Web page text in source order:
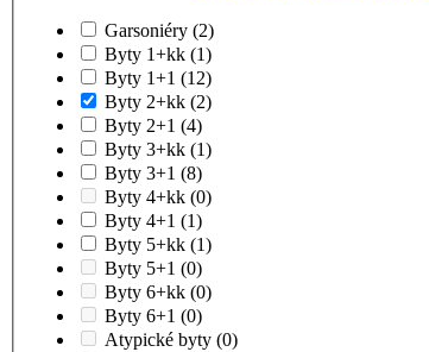
Garsoniéry (2)
Byty 1+kk (1)
Byty 1+1 (12)
Byty 2+kk (2)
Byty 2+1 (4)
Byty 3+kk (1)
Byty 3+1 (8)
Byty 4+kk (0)
Byty 4+1 (1)
Byty 5+kk (1)
Byty 5+1 (0)
Byty 6+kk (0)
Byty 6+1 (0)
Atypické byty (0)